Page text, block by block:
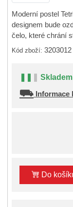
Moderní postel
designem bude
čelo, které chrání
Kód zboží: 3203012
❚❚ Skladem
⛟ Informace
Do